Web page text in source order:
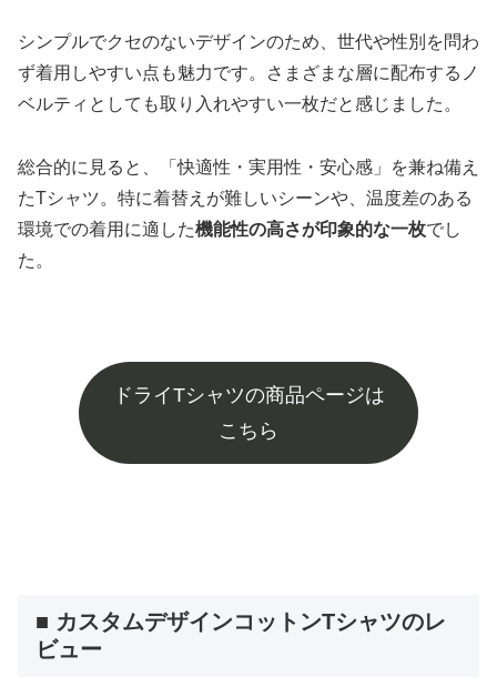
シンプルでクセのないデザインのため、世代や性別を問わ
ず着用しやすい点も魅力です。さまざまな層に配布するノ
ベルティとしても取り入れやすい一枚だと感じました。
総合的に見ると、「快適性・実用性・安心感」を兼ね備え
たTシャツ。特に着替えが難しいシーンや、温度差のある
環境での着用に適した機能性の高さが印象的な一枚でし
た。
ドライTシャツの商品ページは
こちら
■ カスタムデザインコットンTシャツのレ
ビュー